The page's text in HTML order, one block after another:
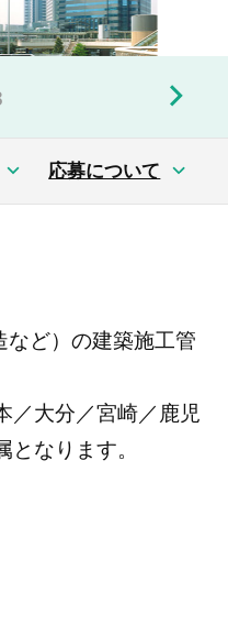
応募について
ど）の建築施工管
／大分／宮崎／鹿児
なります。